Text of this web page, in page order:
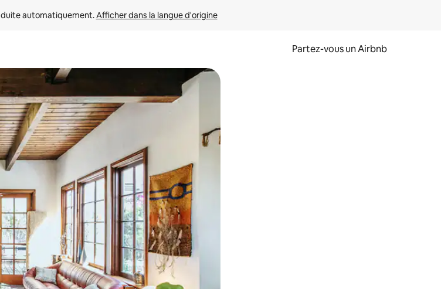
automatiquement. Afficher dans la langue d'origine
Partez-vous un Airbnb
le haut et vers le bas, ou en appuyant dessus et en les faisant glisser.